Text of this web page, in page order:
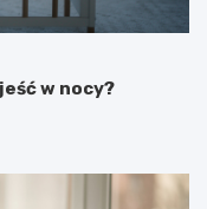
w nocy?